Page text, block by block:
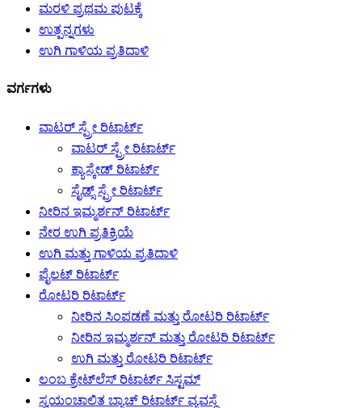
ಮರಳಿ ಪ್ರಥಮ ಪುಟಕ್ಕೆ
ಉತ್ಪನ್ನಗಳು
ಉಗಿ ಗಾಳಿಯ ಪ್ರತಿದಾಳಿ
ವರ್ಗಗಳು
ವಾಟರ್ ಸ್ಪ್ರೇ ರಿಟಾರ್ಟ್
ವಾಟರ್ ಸ್ಪ್ರೇ ರಿಟಾರ್ಟ್
ಕ್ಯಾಸ್ಕೇಡ್ ರಿಟಾರ್ಟ್
ಸೈಡ್ಸ್ ಸ್ಪ್ರೇ ರಿಟಾರ್ಟ್
ನೀರಿನ ಇಮ್ಮರ್ಶನ್ ರಿಟಾರ್ಟ್
ನೇರ ಉಗಿ ಪ್ರತಿಕ್ರಿಯೆ
ಉಗಿ ಮತ್ತು ಗಾಳಿಯ ಪ್ರತಿದಾಳಿ
ಪೈಲಟ್ ರಿಟಾರ್ಟ್
ರೋಟರಿ ರಿಟಾರ್ಟ್
ನೀರಿನ ಸಿಂಪಡಣೆ ಮತ್ತು ರೋಟರಿ ರಿಟಾರ್ಟ್
ನೀರಿನ ಇಮ್ಮರ್ಶನ್ ಮತ್ತು ರೋಟರಿ ರಿಟಾರ್ಟ್
ಉಗಿ ಮತ್ತು ರೋಟರಿ ರಿಟಾರ್ಟ್
ಲಂಬ ಕ್ರೇಟ್‌ಲೆಸ್ ರಿಟಾರ್ಟ್ ಸಿಸ್ಟಮ್
ಸ್ವಯಂಚಾಲಿತ ಬ್ಯಾಚ್ ರಿಟಾರ್ಟ್ ವ್ಯವಸ್ಥೆ